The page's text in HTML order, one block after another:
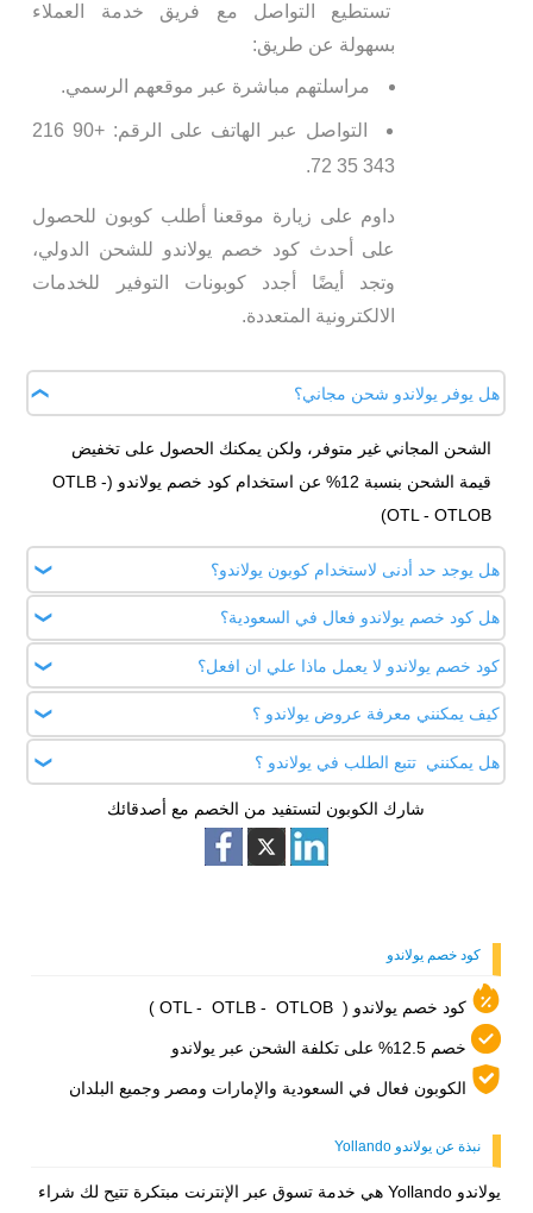
تستطيع التواصل مع فريق خدمة العملاء
بسهولة عن طريق:
مراسلتهم مباشرة عبر موقعهم الرسمي.
التواصل عبر الهاتف على الرقم: +90 216
343 35 72.
داوم على زيارة موقعنا أطلب كوبون للحصول
على أحدث كود خصم يولاندو للشحن الدولي،
وتجد أيضًا أجدد كوبونات التوفير للخدمات
الالكترونية المتعددة.
هل يوفر يولاندو شحن مجاني؟
الشحن المجاني غير متوفر، ولكن يمكنك الحصول على تخفيض
قيمة الشحن بنسبة 12% عن استخدام كود خصم يولاندو (OTLB -
OTL - OTLOB)
هل يوجد حد أدنى لاستخدام كوبون يولاندو؟
لا يوجد أي حد أدنى، الكوبون يعمل على جميع الشحنات سواء كانت
صغيرة أو كبيرة.
هل كود خصم يولاندو فعال في السعودية؟
ويمنحك خصم 12% على تكلفة الشحن من تركيا مباشرة إلى باب
منزلك.
كود خصم يولاندو لا يعمل ماذا علي ان افعل؟
تأكد ان الكوبون الذي اخترته يعمل داخل دولتك ، ولا تستخدم رمز
الكود اكثر من مرة، إذا استمرت المشكلة؛ فننصحك بالتواصل مع
خدمة العملاء عبر الهاتف على الرقم: +90 216 343 35 72.
كيف يمكنني معرفة عروض يولاندو ؟
عليك ان تطلع علي عروض يولاندو باستمرار علي موقعنا اطلب
كوبون لتجد افضل العروض وتحصل علي خصومات كبيرة عند
استخدامك كوبون الخصم ( OTLOB)، وستجد الكوبونات محدثة
هل يمكنني تتبع الطلب في يولاندو ؟
نعم، تستطيع تتبع الطلب من خلال حسابك واختيار تتبع الطلب .
شارك الكوبون لتستفيد من الخصم مع أصدقائك
كود خصم يولاندو
كود خصم يولاندو ( OTL -OTLB -OTLOB )
خصم 12.5% على تكلفة الشحن عبر يولاندو
الكوبون فعال في السعودية والإمارات ومصر وجميع البلدان
نبذة عن يولاندو Yollando
يولاندو Yollando هي خدمة تسوق عبر الإنترنت مبتكرة تتيح لك شراء